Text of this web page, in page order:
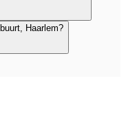
Haarlem?